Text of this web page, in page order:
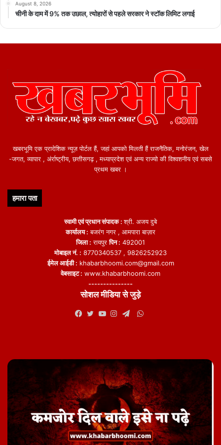
August 8, 2026
चीनी के दाम में 9% तक उछाल, त्योहारों से पहले सरकार ने स्टॉक लिमिट लगाई
खबरभूमि एक प्रादेशिक न्यूज़ पोर्टल हैं, जहां आपको मिलती हैं राजनैतिक, मनोरंजन, खेल
-जगत, व्यापार , अंर्राष्ट्रीय, छत्तीसगढ़ , मध्याप्रदेश एवं अन्य राज्यो की विश्वशनीय एवं सबसे
प्रथम खबर ।
हमारा पता
स्वामी एवं प्रधान संपादक :श्री. अजय दुबे
कार्यालय : बजरंग नगर , आमपारा बाज़ार
जिला : रायपुरपिन : 492001
मोबाइल नं. : 8770340537 , 9826252923
ईमेल आईडी : khabarbhoomi.com@gmail.com
वेबसाइट : www.khabarbhoomi.com
---------------
सोशल मीडिया से जुड़े
WhatsApp